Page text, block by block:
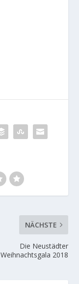
NÄCHSTE
Die Neustädter
Weihnachtsgala 2018